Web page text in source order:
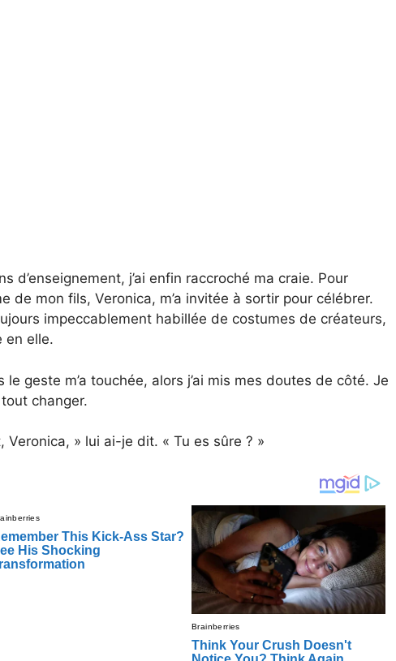
d’enseignement, j’ai enfin raccroché ma craie. Pour
de mon fils, Veronica, m’a invitée à sortir pour célébrer.
impeccablement habillée de costumes de créateurs,
en elle.
le geste m’a touchée, alors j’ai mis mes doutes de côté. Je
changer.
Veronica, » lui ai-je dit. « Tu es sûre ? »